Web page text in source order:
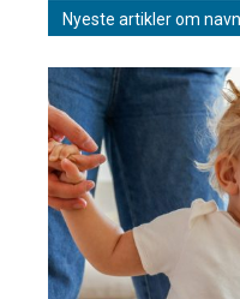
Nyeste artikler om